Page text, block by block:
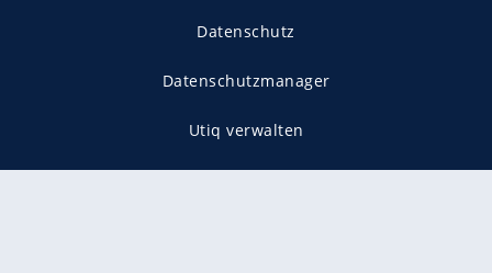
Datenschutz
Datenschutzmanager
Utiq verwalten